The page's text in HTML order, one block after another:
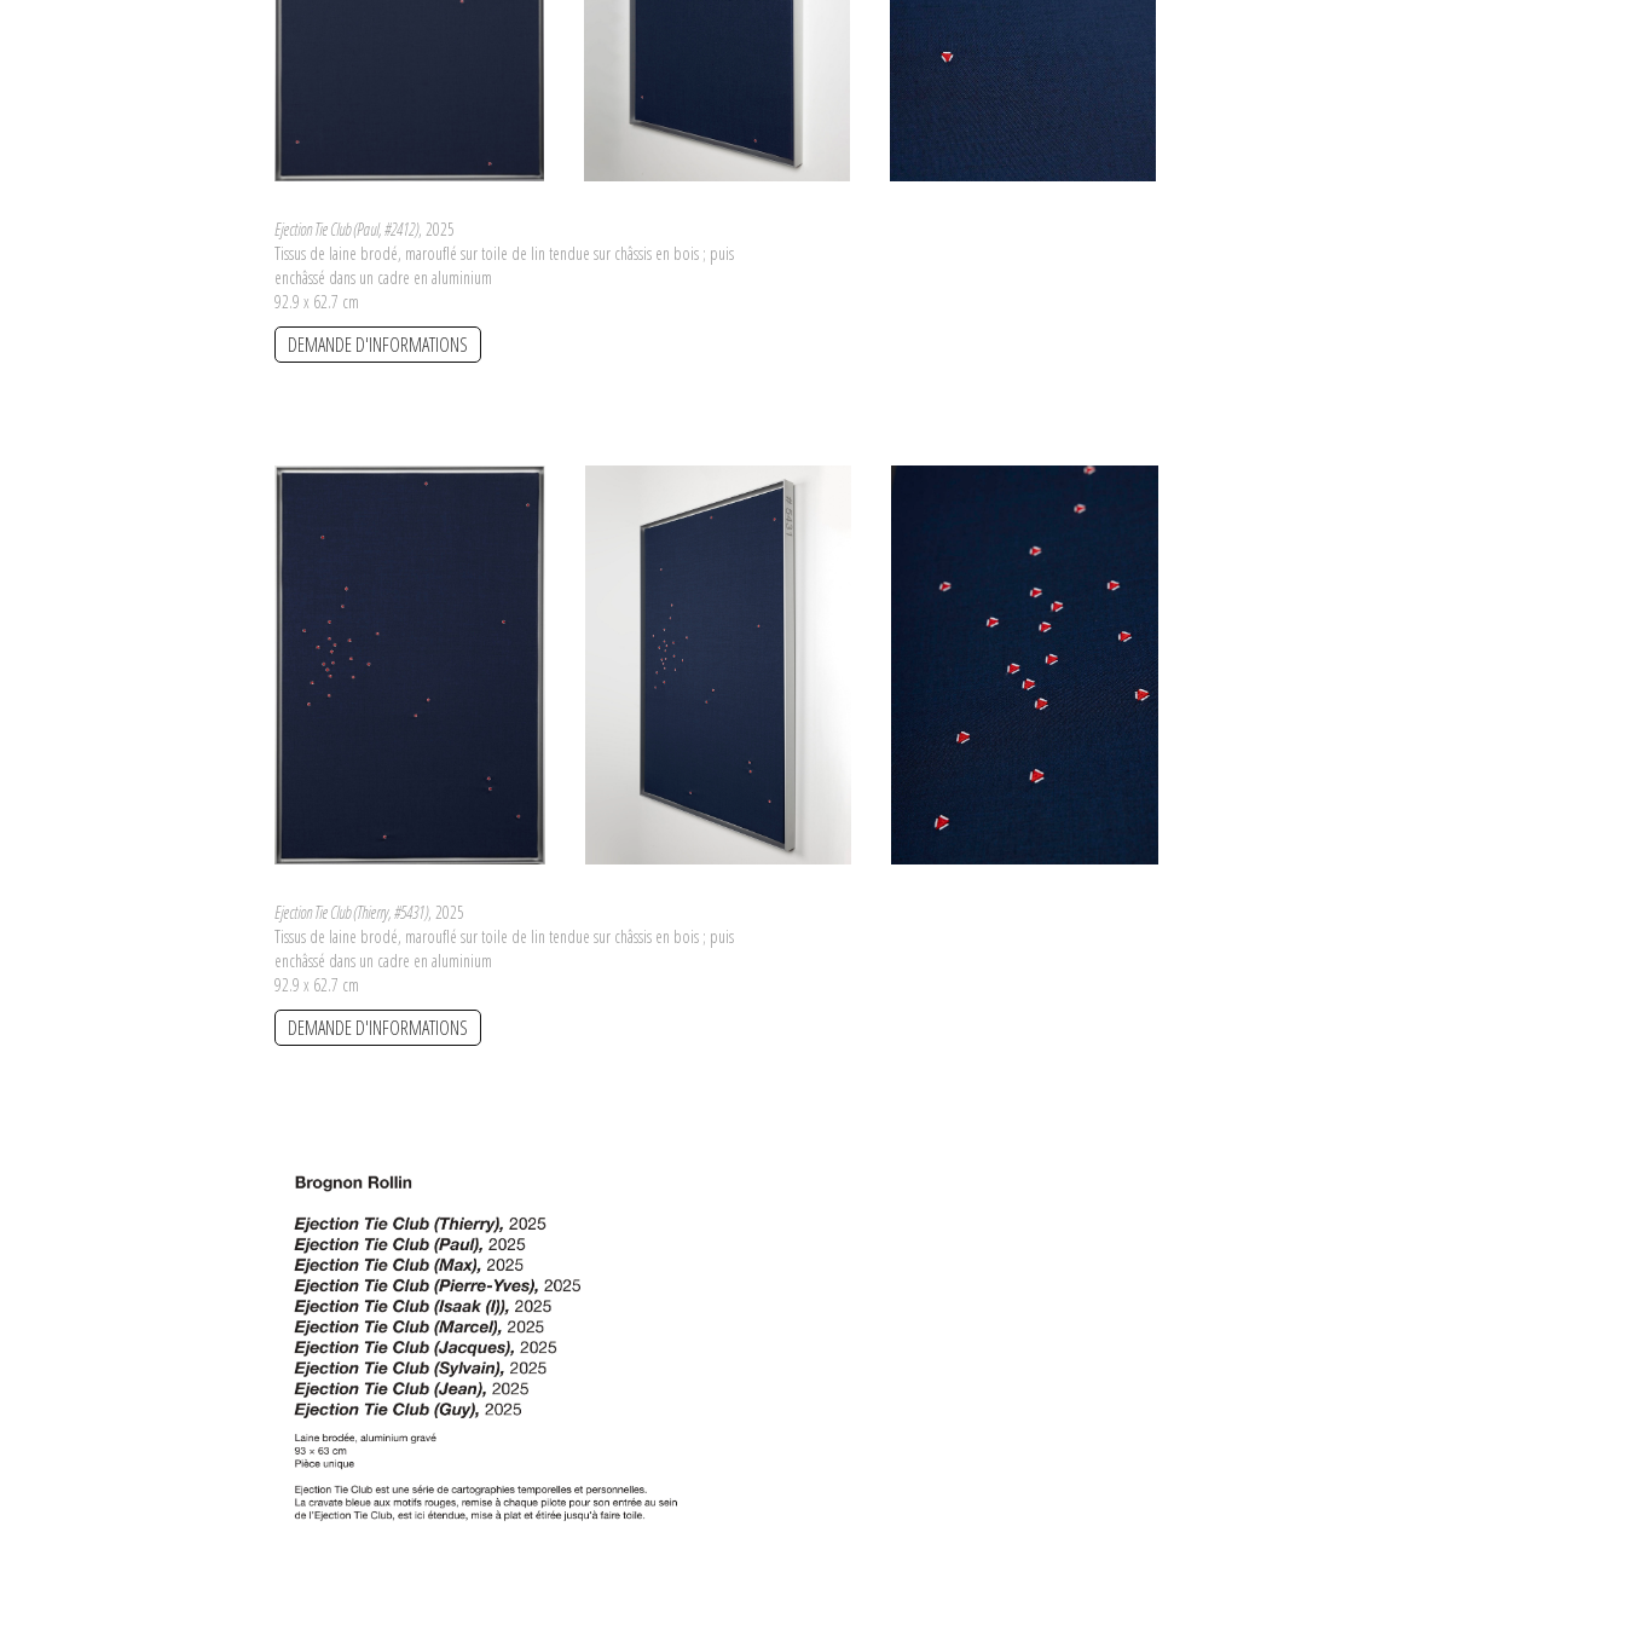
de Josèfa Ntjam. Leur nomination donnera lieu à une exposition au Musée d'Art Moderne de Paris, du 2
octobre 2026 au 7 février 2027, sous le commissariat de Odile Burluraux du MAM et de Nicolas Liucci-Goutnikov
L'annonce du lauréat aura lieu le jeudi 22 octobre 2026
Ejection Tie Club (Paul, #2412), 2025
Tissus de laine brodé, marouflé sur toile de lin tendue sur châssis en bois ; puis
enchâssé dans un cadre en aluminium
92.9 x 62.7 cm
DEMANDE D'INFORMATIONS
Ejection Tie Club (Thierry, #5431), 2025
Tissus de laine brodé, marouflé sur toile de lin tendue sur châssis en bois ; puis
enchâssé dans un cadre en aluminium
92.9 x 62.7 cm
DEMANDE D'INFORMATIONS